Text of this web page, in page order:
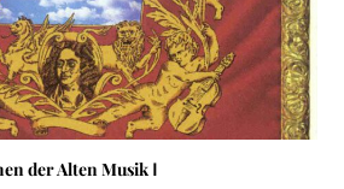
der Alten Musik Ⅰ